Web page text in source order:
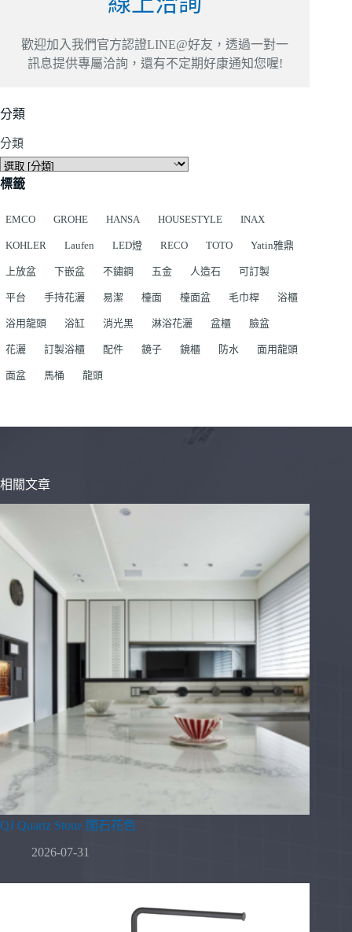
歡迎加入我們官方認證LINE@好友，透過一對一
訊息提供專屬洽詢，還有不定期好康通知您喔!
分類
分類
標籤
EMCO GROHE HANSA HOUSESTYLE INAX
KOHLER Laufen LED燈 RECO TOTO Yatin雅鼎
上放盆 下嵌盆 不鏽鋼 五金 人造石 可訂製
平台 手持花灑 易潔 檯面 檯面盆 毛巾桿 浴櫃
浴用龍頭 浴缸 消光黑 淋浴花灑 盆櫃 臉盆
花灑 訂製浴櫃 配件 鏡子 鏡櫃 防水 面用龍頭
面盆 馬桶 龍頭
相關文章
QJ Quartz Stone 闊石花色
2026-07-31